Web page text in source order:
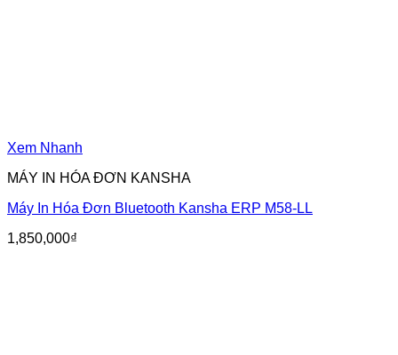
Xem Nhanh
MÁY IN HÓA ĐƠN KANSHA
Máy In Hóa Đơn Bluetooth Kansha ERP M58-LL
1,850,000₫